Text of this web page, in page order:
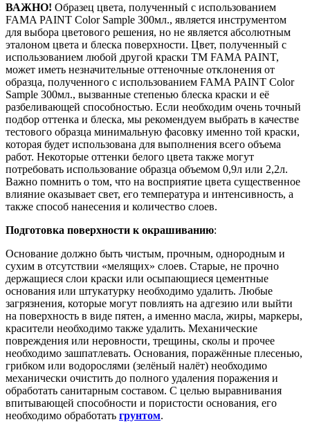
ВАЖНО! Образец цвета, полученный с использованием
FAMA PAINT Color Sample 300мл., является инструментом
для выбора цветового решения, но не является абсолютным
эталоном цвета и блеска поверхности. Цвет, полученный с
использованием любой другой краски ТМ FAMA PAINT,
может иметь незначительные оттеночные отклонения от
образца, полученного с использованием FAMA PAINT Color
Sample 300мл., вызванные степенью блеска краски и её
разбеливающей способностью. Если необходим очень точный
подбор оттенка и блеска, мы рекомендуем выбрать в качестве
тестового образца минимальную фасовку именно той краски,
которая будет использована для выполнения всего объема
работ. Некоторые оттенки белого цвета также могут
потребовать использование образца объемом 0,9л или 2,2л.
Важно помнить о том, что на восприятие цвета существенное
влияние оказывает свет, его температура и интенсивность, а
также способ нанесения и количество слоев.
Подготовка поверхности к окрашиванию:
Основание должно быть чистым, прочным, однородным и
сухим в отсутствии «мелящих» слоев. Старые, не прочно
держащиеся слои краски или осыпающиеся цементные
основания или штукатурку необходимо удалить. Любые
загрязнения, которые могут повлиять на адгезию или выйти
на поверхность в виде пятен, а именно масла, жиры, маркеры,
красители необходимо также удалить. Механические
повреждения или неровности, трещины, сколы и прочее
необходимо зашпатлевать. Основания, поражённые плесенью,
грибком или водорослями (зелёный налёт) необходимо
механически очистить до полного удаления поражения и
обработать санитарным составом. С целью выравнивания
впитывающей способности и пористости основания, его
необходимо обработать грунтом.